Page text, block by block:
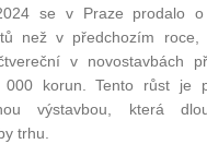
se v Praze prodalo o
než v předchozím roce,
v novostavbách
korun. Tento růst je
výstavbou, která
trhu.